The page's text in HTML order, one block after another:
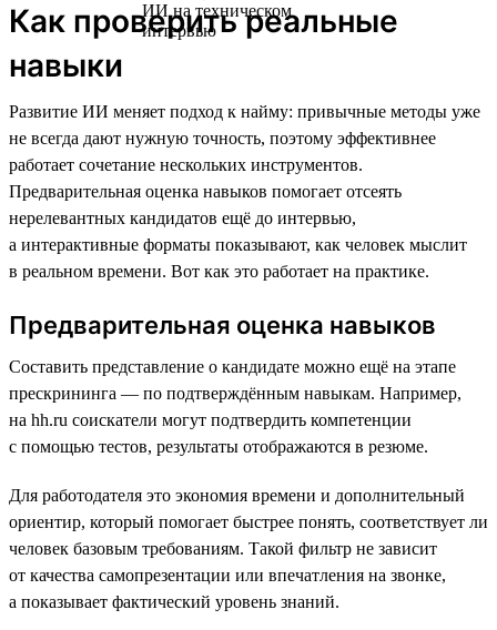
Как проверить реальные
навыки
Развитие ИИ меняет подход к найму: привычные методы уже
не всегда дают нужную точность, поэтому эффективнее
работает сочетание нескольких инструментов.
Предварительная оценка навыков помогает отсеять
нерелевантных кандидатов ещё до интервью,
а интерактивные форматы показывают, как человек мыслит
в реальном времени. Вот как это работает на практике.
Предварительная оценка навыков
Составить представление о кандидате можно ещё на этапе
прескрининга — по подтверждённым навыкам. Например,
на hh.ru соискатели могут подтвердить компетенции
с помощью тестов, результаты отображаются в резюме.
Для работодателя это экономия времени и дополнительный
ориентир, который помогает быстрее понять, соответствует ли
человек базовым требованиям. Такой фильтр не зависит
от качества самопрезентации или впечатления на звонке,
а показывает фактический уровень знаний.